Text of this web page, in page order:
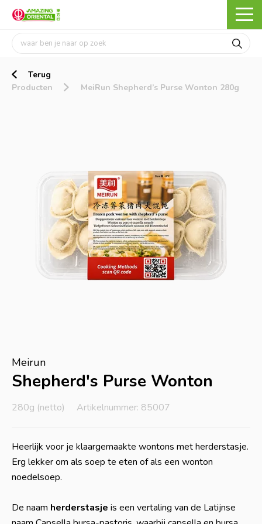
Terug
Producten
MeiRun Shepherd’s Purse Wonton 280g
Meirun
Shepherd's Purse Wonton
280g (netto) Artikelnummer: 85007
Heerlijk voor je klaargemaakte wontons met herderstasje.
Erg lekker om als soep te eten of als een wonton
noedelsoep.
De naam herderstasje is een vertaling van de Latijnse